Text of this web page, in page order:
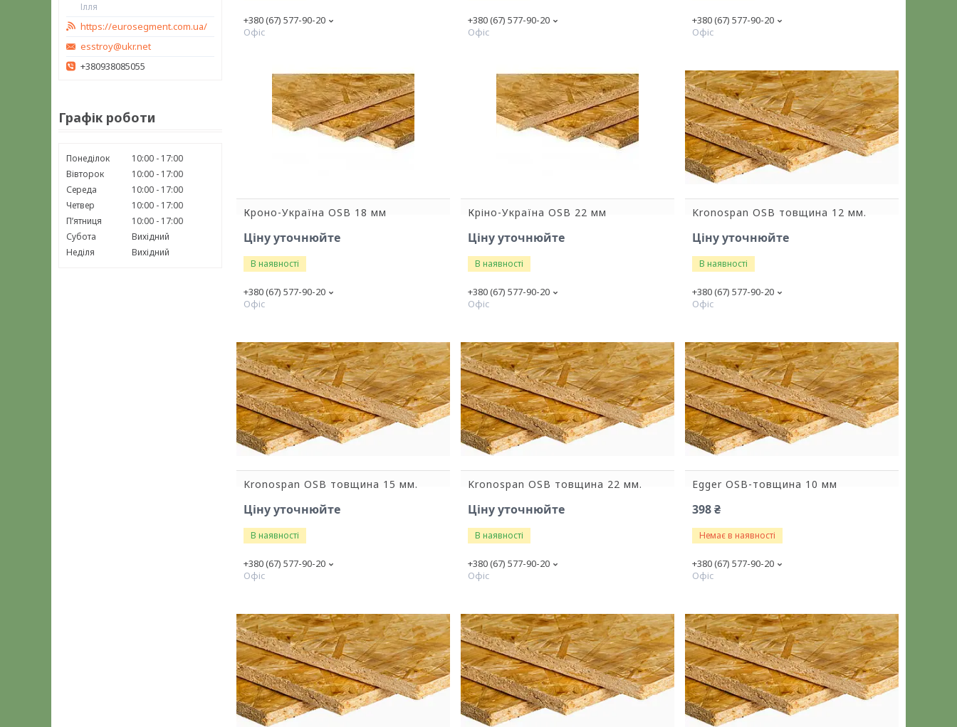
Ілля
https://eurosegment.com.ua/
esstroy@ukr.net
+380938085055
Графік роботи
Понеділок 10:00
17:00
Вівторок
10:00
17:00
Середа
10:00
17:00
Четвер
10:00
17:00
Пʼятниця
10:00
17:00
Субота
Вихідний
Неділя
Вихідний
+380 (67) 577-90-20
Офіс
+380 (67) 577-90-20
Офіс
+380 (67) 577-90-20
Офіс
Кроно-Україна OSB 18 мм
Ціну уточнюйте
В наявності
+380 (67) 577-90-20
Офіс
Кріно-Україна OSB 22 мм
Ціну уточнюйте
В наявності
+380 (67) 577-90-20
Офіс
Kronospan OSB товщина 12 мм.
Ціну уточнюйте
В наявності
+380 (67) 577-90-20
Офіс
Kronospan OSB товщина 15 мм.
Ціну уточнюйте
В наявності
+380 (67) 577-90-20
Офіс
Kronospan OSB товщина 22 мм.
Ціну уточнюйте
В наявності
+380 (67) 577-90-20
Офіс
Egger OSB-товщина 10 мм
398 ₴
Немає в наявності
+380 (67) 577-90-20
Офіс